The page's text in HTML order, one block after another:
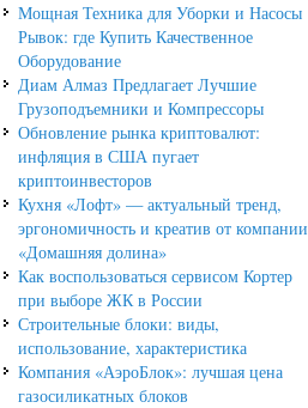
Мощная Техника для Уборки и Насосы
Рывок: где Купить Качественное
Оборудование
Диам Алмаз Предлагает Лучшие
Грузоподъемники и Компрессоры
Обновление рынка криптовалют:
инфляция в США пугает
криптоинвесторов
Кухня «Лофт» — актуальный тренд,
эргономичность и креатив от компании
«Домашняя долина»
Как воспользоваться сервисом Кортер
при выборе ЖК в России
Строительные блоки: виды,
использование, характеристика
Компания «АэроБлок»: лучшая цена
газосиликатных блоков